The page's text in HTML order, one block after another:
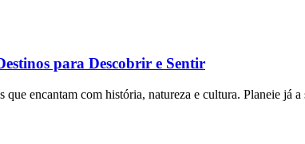
para Descobrir e Sentir
encantam com história, natureza e cultura. Planeie já